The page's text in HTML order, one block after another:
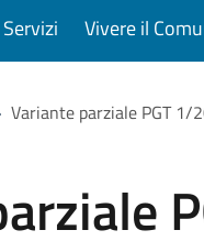
Servizi Vivere il
Variante parziale PGT 1/